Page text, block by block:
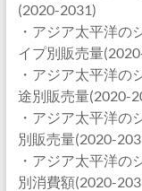
(2020-2031)
・アジア太平洋の
イプ別販売量
・アジア太平洋の
途別販売量(2020-
・アジア太平洋の
別販売量(2020-
・アジア太平洋の
別消費額(2020-